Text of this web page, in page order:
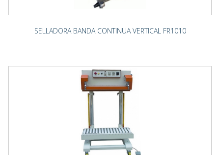
SELLADORA BANDA CONTINUA VERTICAL FR1010